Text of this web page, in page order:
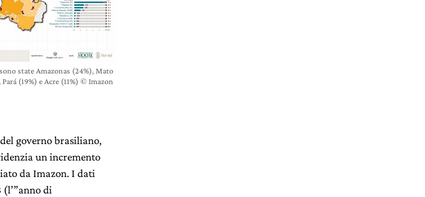
state Amazonas (24%), Mato
(19%) e Acre (11%) © Imazon
governo brasiliano,
un incremento
da Imazon. I dati
(l’”anno di